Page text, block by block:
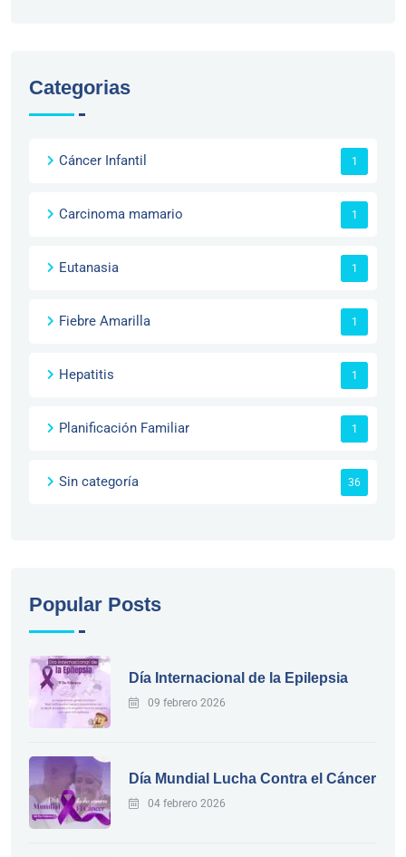
Categorias
Cáncer Infantil 1
Carcinoma mamario 1
Eutanasia 1
Fiebre Amarilla 1
Hepatitis 1
Planificación Familiar 1
Sin categoría 36
Popular Posts
Día Internacional de la Epilepsia
09 febrero 2026
Día Mundial Lucha Contra el Cáncer
04 febrero 2026